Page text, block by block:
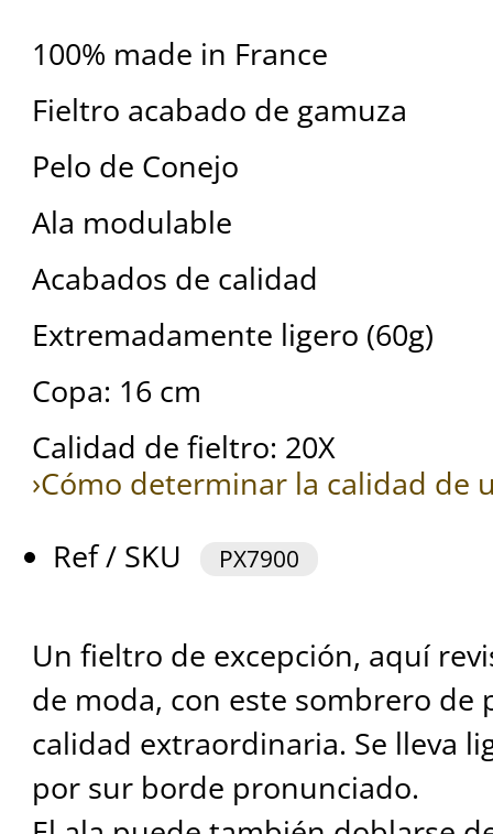
100% made in France
Fieltro acabado de gamuza
Pelo de Conejo
Ala modulable
Acabados de calidad
Extremadamente ligero (60g)
Copa: 16 cm
Calidad de fieltro: 20X
›Cómo determinar la calidad de
Ref / SKU
PX7900
Un fieltro de excepción, aquí
de moda, con este sombrero de
calidad extraordinaria. Se lleva
por sur borde pronunciado.